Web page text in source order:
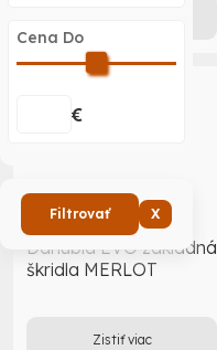
Cena Do
€
Filtrovať X
Danubia EVO základná
škridla MERLOT
Zistiť viac